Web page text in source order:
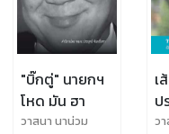
"บิ๊กตู่" นายกฯ
โหด มัน ฮา
วาสนา นาน่วม
เ
ป
โ
ว